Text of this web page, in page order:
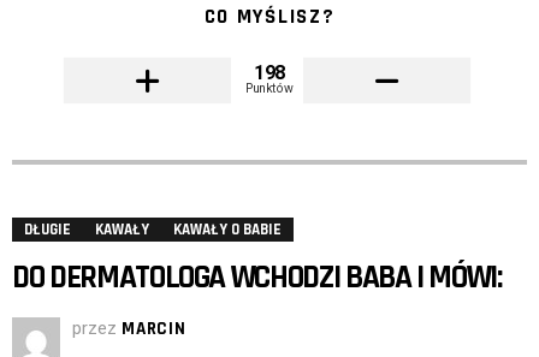
CO MYŚLISZ?
198
Punktów
DŁUGIE KAWAŁY KAWAŁY O BABIE
DO DERMATOLOGA WCHODZI BABA I MÓWI:
przez MARCIN